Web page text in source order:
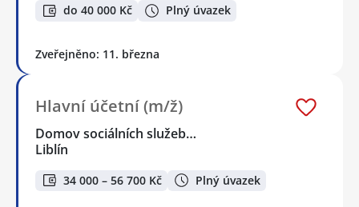
do 40 000 Kč Plný úvazek
Zveřejněno: 11. března
Hlavní účetní (m/ž)
Domov sociálních služeb…
Liblín
34 000 – 56 700 Kč Plný úvazek